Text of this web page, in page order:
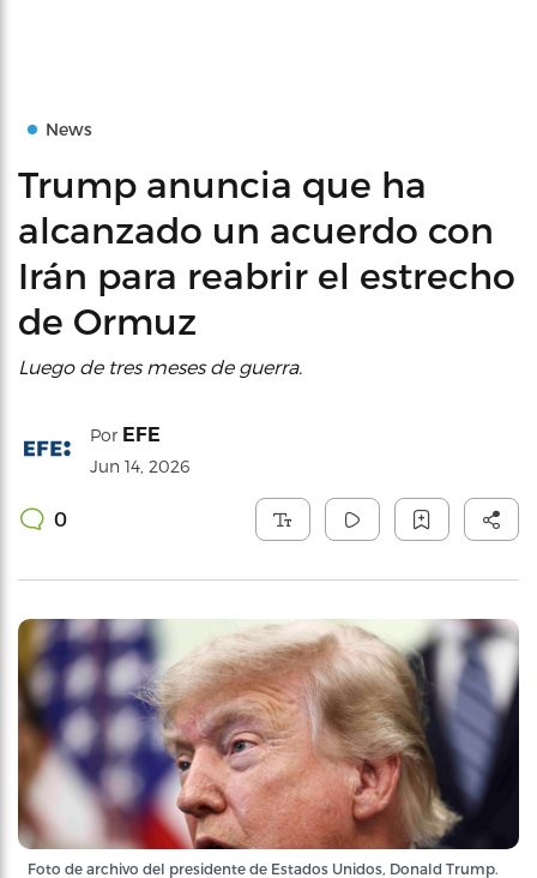
News
Trump anuncia que ha
alcanzado un acuerdo con
Irán para reabrir el estrecho
de Ormuz
Luego de tres meses de guerra.
Por EFE
Jun 14, 2026
0
Foto de archivo del presidente de Estados Unidos, Donald Trump.